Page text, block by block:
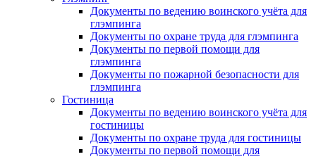
Документы по ведению воинского учёта для
глэмпинга
Документы по охране труда для глэмпинга
Документы по первой помощи для
глэмпинга
Документы по пожарной безопасности для
глэмпинга
Гостиница
Документы по ведению воинского учёта для
гостиницы
Документы по охране труда для гостиницы
Документы по первой помощи для